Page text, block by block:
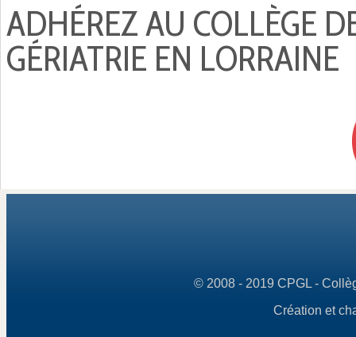
ADHÉREZ AU COLLÈGE
GÉRIATRIE EN LORRAINE
© 2008 - 2019 CPGL -
Création et